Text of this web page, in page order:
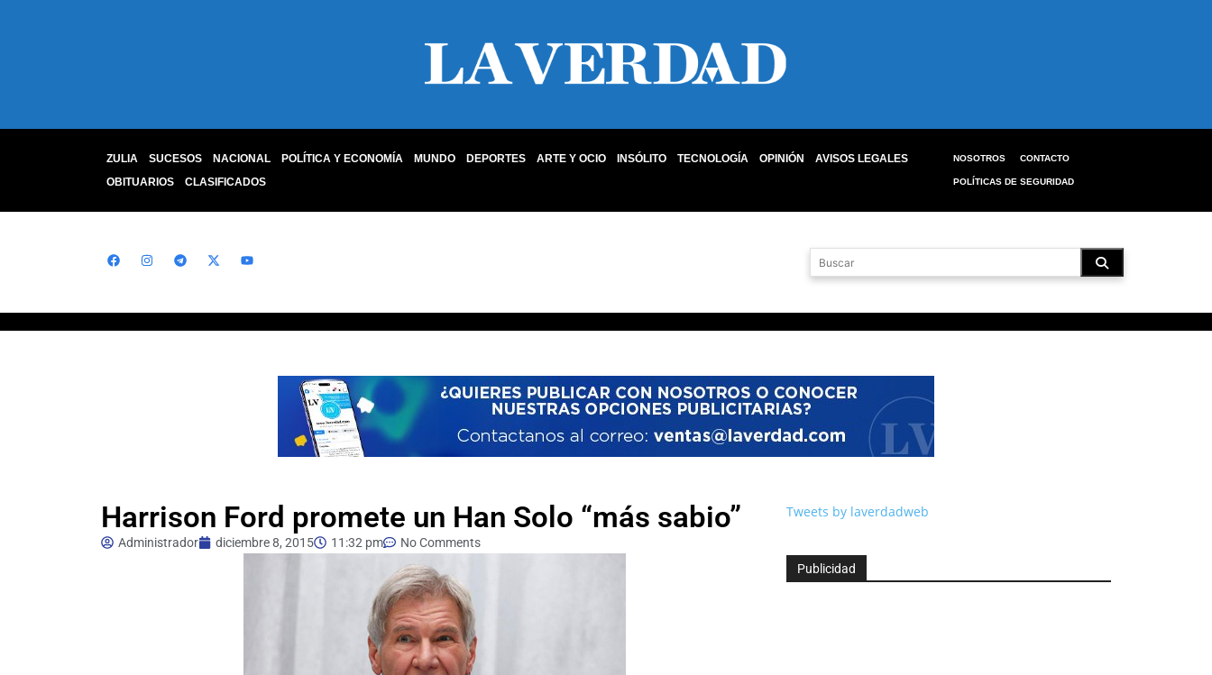
ZULIA SUCESOS NACIONAL POLÍTICA Y ECONOMÍA MUNDO DEPORTES ARTE Y OCIO INSÓLITO TECNOLOGÍA OPINIÓN
AVISOS LEGALES
OBITUARIOS
CLASIFICADOS
NOSOTROS CONTACTO
POLÍTICAS DE SEGURIDAD
Harrison Ford promete un Han Solo “más sabio”
Administrador diciembre 8, 2015 11:32 pm No Comments
Tweets by laverdadweb
Publicidad